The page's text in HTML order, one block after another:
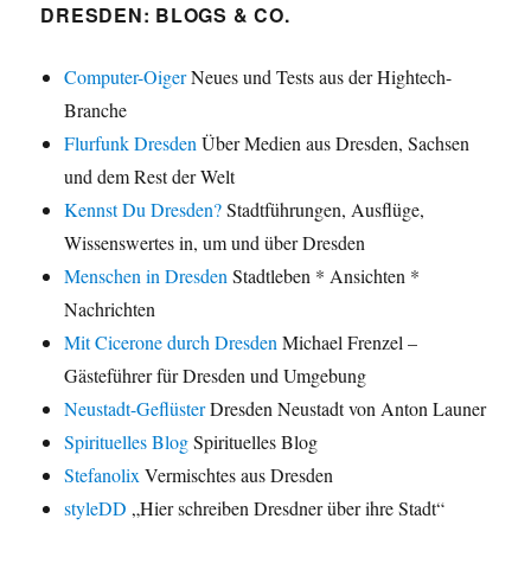
DRESDEN: BLOGS & CO.
Computer-OigerNeues und Tests aus der Hightech-
Branche
Flurfunk DresdenÜber Medien aus Dresden, Sachsen
und dem Rest der Welt
Kennst Du Dresden?Stadtführungen, Ausflüge,
Wissenswertes in, um und über Dresden
Menschen in DresdenStadtleben * Ansichten *
Nachrichten
Mit Cicerone durch DresdenMichael Frenzel –
Gästeführer für Dresden und Umgebung
Neustadt-GeflüsterDresden Neustadt von Anton Launer
Spirituelles BlogSpirituelles Blog
StefanolixVermischtes aus Dresden
styleDD „Hier schreiben Dresdner über ihre Stadt“